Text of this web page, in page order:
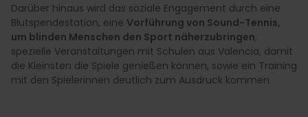
Darüber hinaus wird das soziale Engagement durch eine
Blutspendestation, eine Vorführung von Sound-Tennis,
um blinden Menschen den Sport näherzubringen,
spezielle Veranstaltungen mit Schulen aus Valencia, damit
die Kleinsten die Spiele genießen können, sowie ein Training
mit den Spielerinnen deutlich zum Ausdruck kommen.